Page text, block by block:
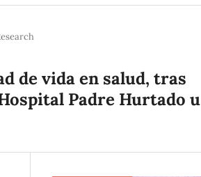
de vida en salud, tras
Padre Hurtado u